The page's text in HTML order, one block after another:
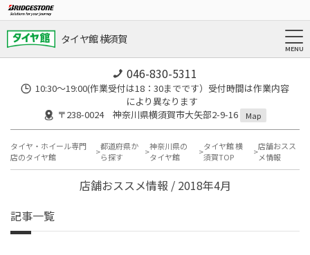
タイヤ館 横須賀
046-830-5311
10:30～19:00(作業受付は18：30までです）受付時間は作業内容
により異なります
〒238-0024 神奈川県横須賀市大矢部2-9-16
Map
タイヤ・ホイール専門
店のタイヤ館
都道府県か
ら探す
神奈川県の
タイヤ館
タイヤ館 横
須賀TOP
店舗おスス
メ情報
店舗おススメ情報 / 2018年4月
記事一覧